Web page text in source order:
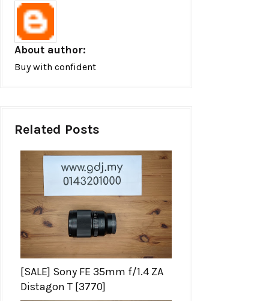
About author:
Buy with confident
Related Posts
[SALE] Sony FE 35mm f/1.4 ZA
Distagon T [3770]